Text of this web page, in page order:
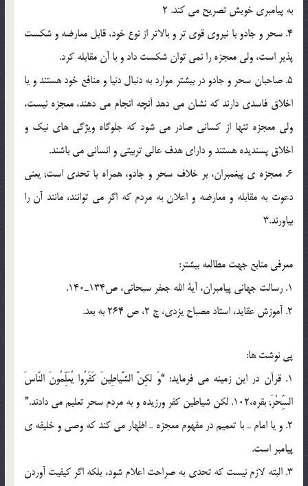
به پيامبرى خويش تصريح مى كند. 2
4. سحر و جادو با نيروى قوى تر و بالاتر از نوع خود، قابل معارضه و شكست
پذير است، ولى معجزه را نمى توان شكست داد و با آن مقابله كرد.
5. صاحبان سحر و جادو در بيشتر موارد به دنبال دنيا و منافع خود هستند و يا
اخلاق فاسدى دارند كه نشان مى دهد آنچه انجام مى دهند، معجزه نيست،
ولى معجزه تنها از كسانى صادر مى شود كه جلوگاه ويژگى هاى نيك و
اخلاق پسنديده هستند و داراى هدف عالى تربيتى و انسانى مى باشند.
6. معجزه ى پيغمبران، بر خلاف سحر و جادو، همراه با تحدى است; يعنى
دعوت به مقابله و معارضه و اعلان به مردم كه اگر مى توانند، مانند آن را
بياورند.3
معرفي منابع جهت مطالعه بيشتر:
1. رسالت جهانى پيامبران، آية الله جعفر سبحانى، ص134ـ140.
2. آموزش عقايد، استاد مصباح يزدى، ج 2، ص 264 به بعد.
پي نوشت ها:
1. قرآن در اين زمينه مى فرمايد: “وَ لكِنَّ الشَّياطِينَ كَفَرُوا يُعَلِّمُونَ النّاسَ
السِّحْرَ; بقره،102. لكن شياطين كفر ورزيده و به مردم سحر تعليم مى دادند.”
2. و يا امام ـ با تعميم در مفهوم معجزه ـ اظهار مى كند كه وصى و خليفه ى
پيامبر است.
3. البته لازم نيست كه تحدى به صراحت اعلام شود، بلكه اگر كيفيت آوردن